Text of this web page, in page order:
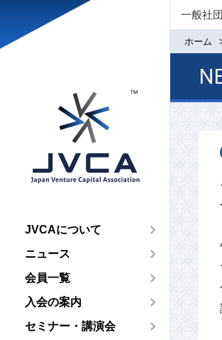
JVCAについて
ニュース
会員一覧
入会の案内
セミナー・講演会
一般社
ホーム